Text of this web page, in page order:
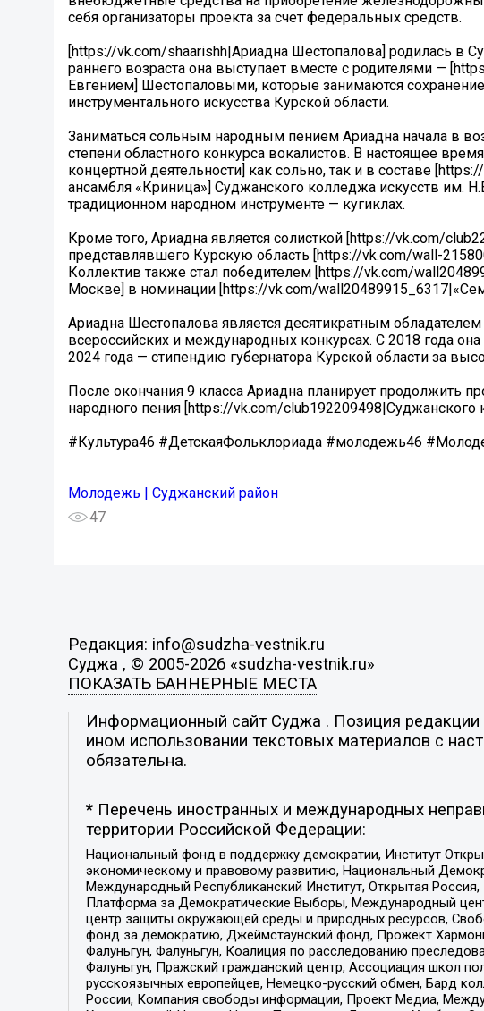
себя организаторы проекта за счет федеральных средств.
[https://vk.com/shaarishh|Ариадна Шестопалова] родилась в
раннего возраста она выступает вместе с родителями —
Евгением] Шестопаловыми, которые занимаются
инструментального искусства Курской области.
Заниматься сольным народным пением Ариадна начала в
степени областного конкурса вокалистов. В настоящее
концертной деятельности] как сольно, так и в составе
ансамбля «Криница»] Суджанского колледжа искусств им.
традиционном народном инструменте — кугиклах.
Кроме того, Ариадна является солисткой [https://vk.com/
представлявшего Курскую область [https://vk.com/wall-
Коллектив также стал победителем [https://vk.com/
Москве] в номинации [https://vk.com/
Ариадна Шестопалова является десятикратным
всероссийских и международных конкурсах. С 2018 года
2024 года — стипендию губернатора Курской области за
После окончания 9 класса Ариадна планирует продолжить
народного пения [https://vk.com/
#Культура46 #ДетскаяФольклориада #молодежь46
Молодежь | Суджанский район
47
Редакция: info@sudzha-vestnik.ru
Суджа , © 2005-2026 «sudzha-vestnik.ru»
ПОКАЗАТЬ БАННЕРНЫЕ МЕСТА
Информационный сайт Суджа . Позиция редакции
ином использовании текстовых материалов с
обязательна.
* Перечень иностранных и международных
территории Российской Федерации:
Национальный фонд в поддержку демократии, Институт
экономическому и правовому развитию, Национальный
Международный Республиканский Институт, Открытая
Платформа за Демократические Выборы, Международный
центр защиты окружающей среды и природных ресурсов,
фонд за демократию, Джеймстаунский фонд, Прожект
Фалуньгун, Фалуньгун, Коалиция по расследованию
Фалуньгун, Пражский гражданский центр, Ассоциация школ
русскоязычных европейцев, Немецко-русский обмен, Бард
России, Компания свободы информации, Проект Медиа,